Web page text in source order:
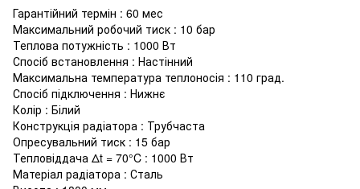
Гарантійний термін : 60 мес
Максимальний робочий тиск : 10 бар
Теплова потужність : 1000 Вт
Спосіб встановлення : Настінний
Максимальна температура теплоносія : 110 град.
Спосіб підключення : Нижнє
Колір : Білий
Конструкція радіатора : Трубчаста
Опресувальний тиск : 15 бар
Тепловіддача Δt = 70°C : 1000 Вт
Матеріал радіатора : Сталь